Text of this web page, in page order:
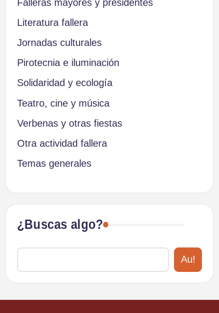
Falleras mayores y presidentes
Literatura fallera
Jornadas culturales
Pirotecnia e iluminación
Solidaridad y ecología
Teatro, cine y música
Verbenas y otras fiestas
Otra actividad fallera
Temas generales
¿Buscas algo?
Au!